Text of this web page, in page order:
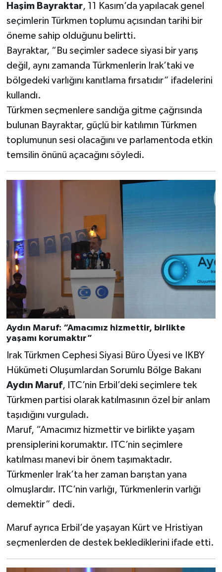
Haşim Bayraktar, 11 Kasım’da yapılacak genel
seçimlerin Türkmen toplumu açısından tarihi bir
öneme sahip olduğunu belirtti.
Bayraktar, “Bu seçimler sadece siyasi bir yarış
değil, aynı zamanda Türkmenlerin Irak’taki ve
bölgedeki varlığını kanıtlama fırsatıdır” ifadelerini
kullandı.
Türkmen seçmenlere sandığa gitme çağrısında
bulunan Bayraktar, güçlü bir katılımın Türkmen
toplumunun sesi olacağını ve parlamentoda etkin
temsilin önünü açacağını söyledi.
Aydın Maruf: “Amacımız hizmettir, birlikte
yaşamı korumaktır”
Irak Türkmen Cephesi Siyasi Büro Üyesi ve IKBY
Hükümeti Oluşumlardan Sorumlu Bölge Bakanı
Aydın Maruf, ITC’nin Erbil’deki seçimlere tek
Türkmen partisi olarak katılmasının özel bir anlam
taşıdığını vurguladı.
Maruf, “Amacımız hizmettir ve birlikte yaşam
prensiplerini korumaktır. ITC’nin seçimlere
katılması manevi bir önem taşımaktadır.
Türkmenler Irak’ta her zaman barıştan yana
olmuşlardır. ITC’nin varlığı, Türkmenlerin varlığı
demektir” dedi.
Maruf ayrıca Erbil’de yaşayan Kürt ve Hristiyan
seçmenlerden de destek beklediklerini ifade etti.